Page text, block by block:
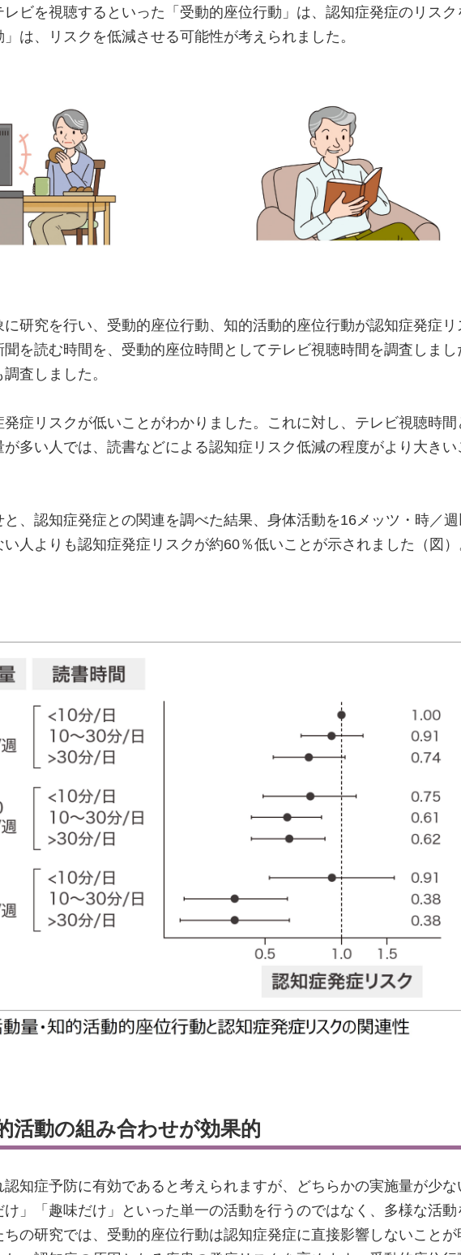
ビを視聴するといった「受動的座位行動」は、認知症発症のリスク
は、リスクを低減させる可能性が考えられました。
研究を行い、受動的座位行動、知的活動的座位行動が認知症発症
を読む時間を、受動的座位時間としてテレビ視聴時間を調査しま
査しました。
症リスクが低いことがわかりました。これに対し、テレビ視聴時
多い人では、読書などによる認知症リスク低減の程度がより大き
、認知症発症との関連を調べた結果、身体活動を16メッツ・時／週
人よりも認知症発症リスクが約60％低いことが示されました（図）
活動の組み合わせが効果的
知症予防に有効であると考えられますが、どちらかの実施量が少
」「趣味だけ」といった単一の活動を行うのではなく、多様な活
の研究では、受動的座位行動は認知症発症に直接影響しないこと